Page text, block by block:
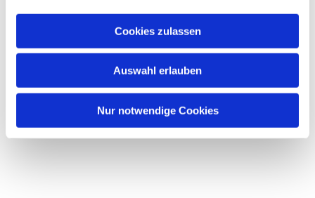
Cookies zulassen
Auswahl erlauben
Nur notwendige Cookies